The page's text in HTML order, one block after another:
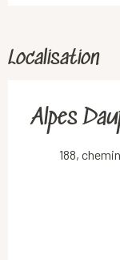
Localisation
Alpes
188,